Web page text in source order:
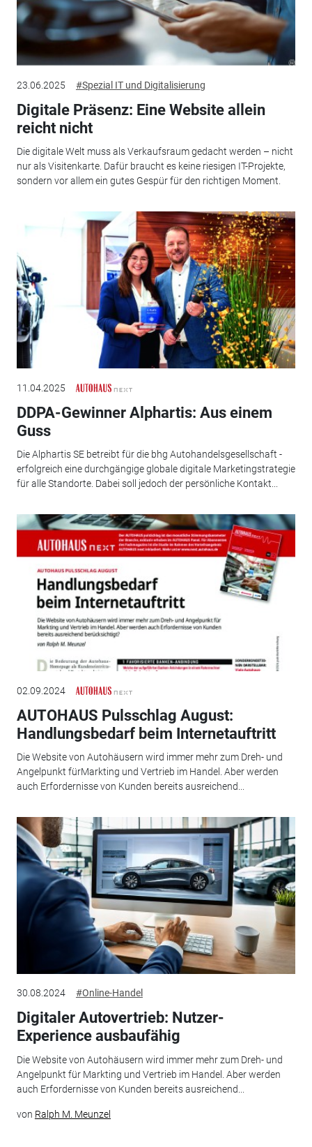
23.06.2025 #Spezial IT und Digitalisierung
Digitale Präsenz: Eine Website allein
reicht nicht
Die digitale Welt muss als Verkaufsraum gedacht werden – nicht
nur als Visitenkarte. Dafür braucht es keine riesigen IT-Projekte,
sondern vor allem ein gutes Gespür für den richtigen Moment.
11.04.2025
DDPA-Gewinner Alphartis: Aus einem
Guss
Die Alphartis SE betreibt für die bhg Autohandelsgesellschaft ­
erfolgreich eine durchgängige globale digitale ­Marketingstrategie
für alle Standorte. Dabei soll jedoch der persönliche Kontakt...
02.09.2024
AUTOHAUS Pulsschlag August:
Handlungsbedarf beim Internetauftritt
Die Website von Autohäusern wird immer mehr zum Dreh- und
Angelpunkt fürMarkting und Vertrieb im Handel. Aber werden
auch Erfordernisse von Kunden bereits ausreichend...
30.08.2024 #Online-Handel
Digitaler Autovertrieb: Nutzer-
Experience ausbaufähig
Die Website von Autohäusern wird immer mehr zum Dreh- und
Angelpunkt für Markting und Vertrieb im Handel. Aber werden
auch Erfordernisse von Kunden bereits ausreichend...
von Ralph M. Meunzel